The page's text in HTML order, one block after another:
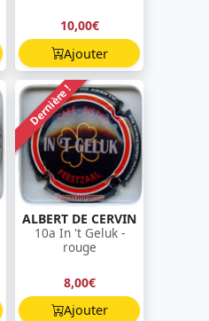
10,00€
Ajouter
Dernière !
ALBERT DE CERVIN
10a In 't Geluk -
rouge
8,00€
Ajouter